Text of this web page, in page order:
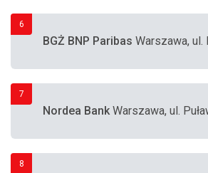
6
BGŻ BNP Paribas Warszawa, ul.
7
Nordea BankWarszawa, ul.
8